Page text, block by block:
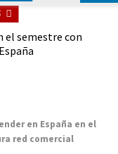
el semestre con
en España en el
red comercial